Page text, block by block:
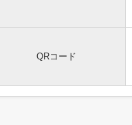
QRコード